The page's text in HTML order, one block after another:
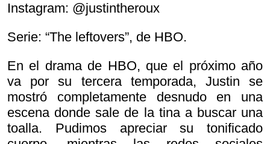
Instagram: @justintheroux
Serie: “The leftovers”, de HBO.
En el drama de HBO, que el próximo año
va por su tercera temporada, Justin se
mostró completamente desnudo en una
escena donde sale de la tina a buscar una
toalla. Pudimos apreciar su tonificado